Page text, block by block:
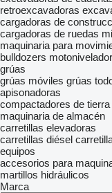
retroexcavadoras
cargadoras de
cargadoras de ruedas
maquinaria para
bulldozers
grúas
grúas móviles grúas
apisonadoras
compactadores de tierra
maquinaria de almacén
carretillas elevadoras
carretillas diésel
equipos
accesorios para
martillos hidráulicos
Marca